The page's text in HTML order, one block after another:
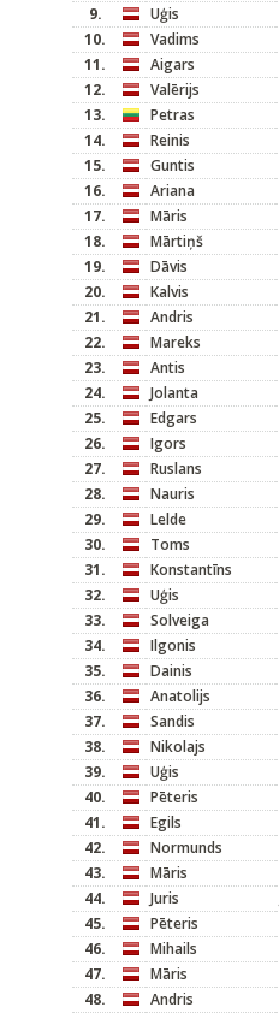
9.
Uģis
10.
Vadims
11.
Aigars
12.
Valērijs
13.
Petras
14.
Reinis
15.
Guntis
16.
Ariana
17.
Māris
18.
Mārtiņš
19.
Dāvis
20.
Kalvis
21.
Andris
22.
Mareks
23.
Antis
24.
Jolanta
25.
Edgars
26.
Igors
27.
Ruslans
28.
Nauris
29.
Lelde
30.
Toms
31.
Konstantīns
32.
Uģis
33.
Solveiga
34.
Ilgonis
35.
Dainis
36.
Anatolijs
37.
Sandis
38.
Nikolajs
39.
Uģis
40.
Pēteris
41.
Egils
42.
Normunds
43.
Māris
44.
Juris
45.
Pēteris
46.
Mihails
47.
Māris
48.
Andris